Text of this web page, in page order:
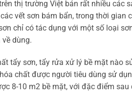
thị trường Việt bán rất nhiều các
vết sơn bám bẩn, trong thời gian
chỉ có tác dụng với một số loại
dùng.
tẩy sơn, tẩy rửa xử lý bề mặt nào
chất được người tiêu dùng sử
8-10 m2 bề mặt, với đặc điểm sau